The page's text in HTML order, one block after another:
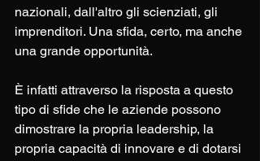
nazionali, dall'altro gli scienziati, gli
imprenditori. Una sfida, certo, ma anche
una grande opportunità.
È infatti attraverso la risposta a questo
tipo di sfide che le aziende possono
dimostrare la propria leadership, la
propria capacità di innovare e di dotarsi